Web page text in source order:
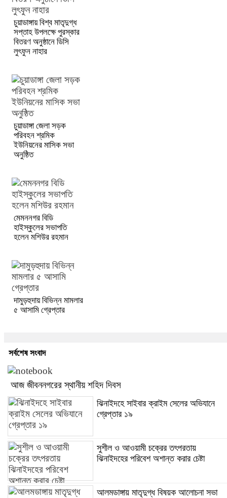
চুয়াডাঙ্গায় বিশ্ব মাতৃদুগ্ধ
সপ্তাহ উপলক্ষে পুরস্কার
বিতরণ অনুষ্ঠানে ডিসি
লুৎফুন নাহার
চুয়াডাঙ্গা জেলা সড়ক
পরিবহন শ্রমিক
ইউনিয়নের মাসিক সভা
অনুষ্ঠিত
মেমননগর বিডি
হাইস্কুলের সভাপতি
হলেন মশিউর রহমান
দামুড়হুদায় বিভিন্ন মামলার
৫ আসামি গ্রেপ্তার
সর্বশেষ সংবাদ
আজ জীবননগরের স্থানীয় শহিদ দিবস
ঝিনাইদহে সাইবার ক্রাইম সেলের অভিযানে
গ্রেপ্তার ১৯
সুশীল ও আওয়ামী চক্রের তৎপরতায়
ঝিনাইদহের পরিবেশ অশান্ত করার চেষ্টা
আলমডাঙ্গায় মাতৃদুগ্ধ বিষয়ক আলোচনা সভা